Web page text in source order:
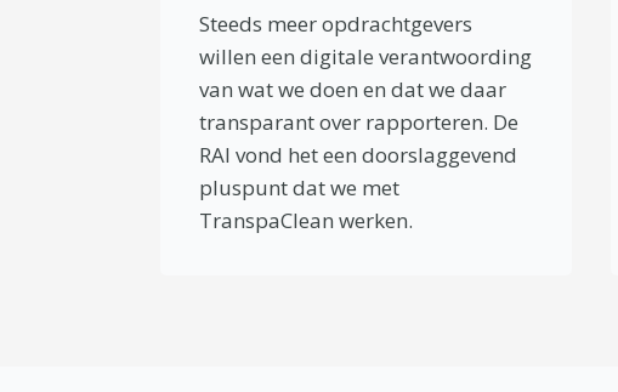
Steeds meer opdrachtgevers
willen een digitale verantwoording
van wat we doen en dat we daar
transparant over rapporteren. De
RAI vond het een doorslaggevend
pluspunt dat we met
TranspaClean werken.